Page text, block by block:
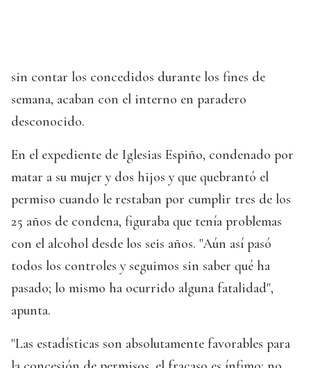
sin contar los concedidos durante los fines de
semana, acaban con el interno en paradero
desconocido.
En el expediente de Iglesias Espiño, condenado por
matar a su mujer y dos hijos y que quebrantó el
permiso cuando le restaban por cumplir tres de los
25 años de condena, figuraba que tenía problemas
con el alcohol desde los seis años. "Aún así pasó
todos los controles y seguimos sin saber qué ha
pasado; lo mismo ha ocurrido alguna fatalidad",
apunta.
"Las estadísticas son absolutamente favorables para